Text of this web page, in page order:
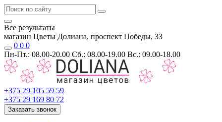
Все результаты
магазин Цветы Долиана, проспект Победы, 33
0 0 0
Пн-Пт.: 08.00-20.00 Сб.: 08.00-19.00 Вс.: 09.00-18.00
+375 29 105 59 59
+375 29 169 80 72
Заказать звонок